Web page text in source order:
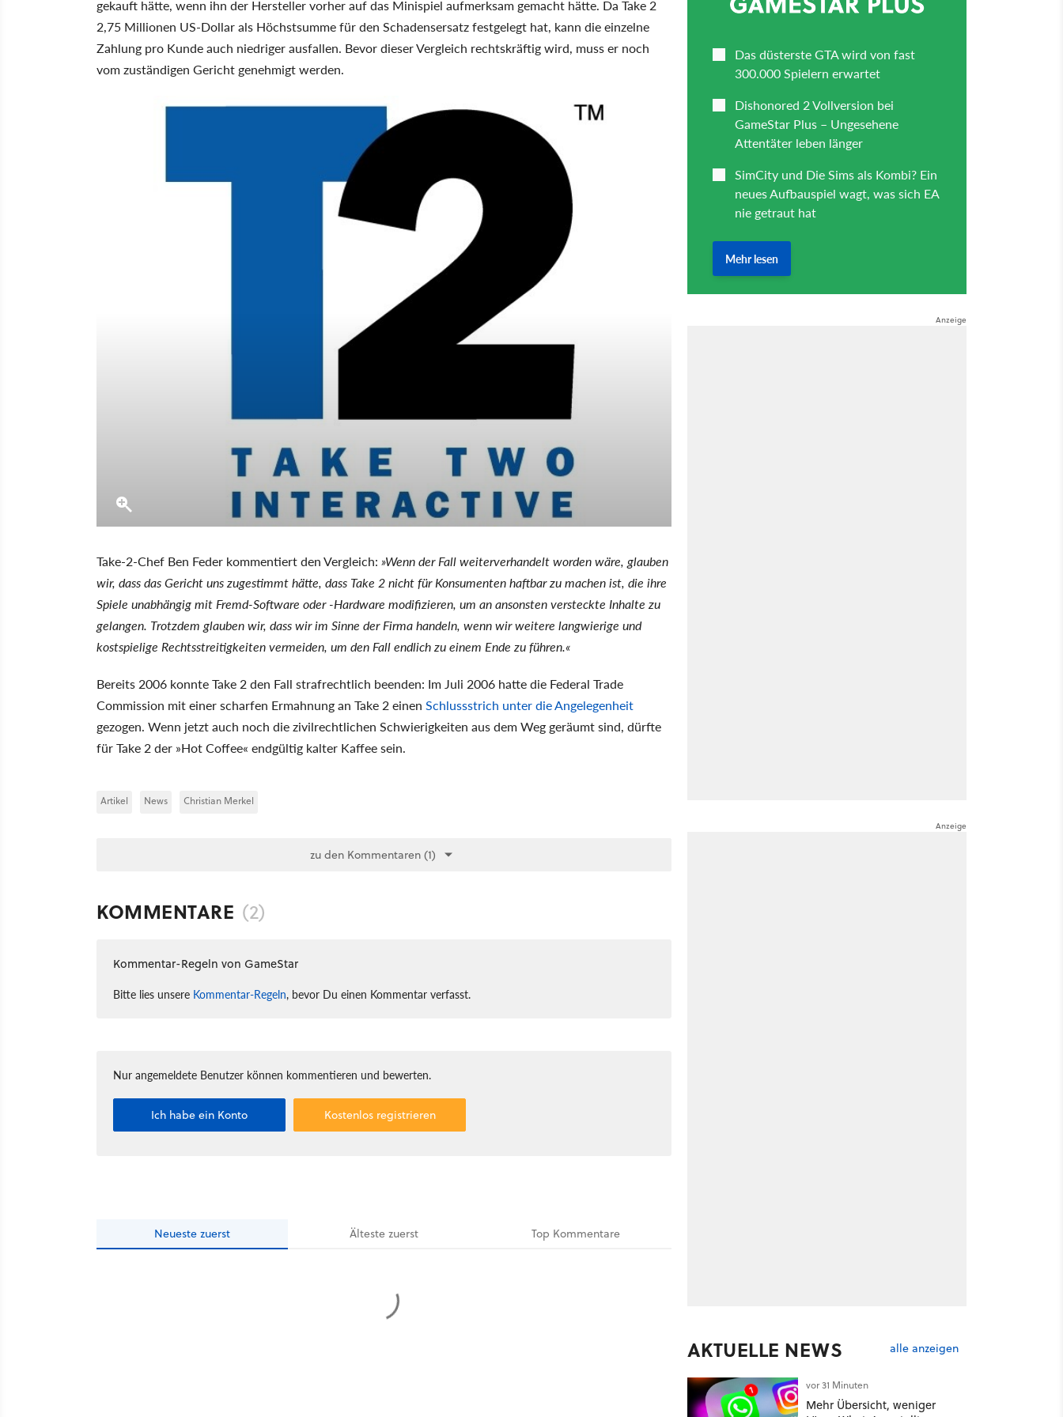
gekauft hätte, wenn ihn der Hersteller vorher auf das Minispiel aufmerksam gemacht hätte. Da Take 2
2,75 Millionen US-Dollar als Höchstsumme für den Schadensersatz festgelegt hat, kann die einzelne
Zahlung pro Kunde auch niedriger ausfallen. Bevor dieser Vergleich rechtskräftig wird, muss er noch
vom zuständigen Gericht genehmigt werden.
Take-2-Chef Ben Feder kommentiert den Vergleich: »Wenn der Fall weiterverhandelt worden wäre, glauben
wir, dass das Gericht uns zugestimmt hätte, dass Take 2 nicht für Konsumenten haftbar zu machen ist, die ihre
Spiele unabhängig mit Fremd-Software oder -Hardware modifizieren, um an ansonsten versteckte Inhalte zu
gelangen. Trotzdem glauben wir, dass wir im Sinne der Firma handeln, wenn wir weitere langwierige und
kostspielige Rechtsstreitigkeiten vermeiden, um den Fall endlich zu einem Ende zu führen.«
Bereits 2006 konnte Take 2 den Fall strafrechtlich beenden: Im Juli 2006 hatte die Federal Trade
Commission mit einer scharfen Ermahnung an Take 2 einen Schlussstrich unter die Angelegenheit
gezogen. Wenn jetzt auch noch die zivilrechtlichen Schwierigkeiten aus dem Weg geräumt sind, dürfte
für Take 2 der »Hot Coffee« endgültig kalter Kaffee sein.
Artikel News Christian Merkel
zu den Kommentaren (1)
KOMMENTARE (2)
Kommentar-Regeln von GameStar
Bitte lies unsere Kommentar-Regeln, bevor Du einen Kommentar verfasst.
Nur angemeldete Benutzer können kommentieren und bewerten.
Ich habe ein Konto Kostenlos registrieren
Neueste zuerst Ältestezuerst Top Kommentare
AKTUELLE NEWS alle anzeigen
vor 31 Minuten
Mehr Übersicht, weniger